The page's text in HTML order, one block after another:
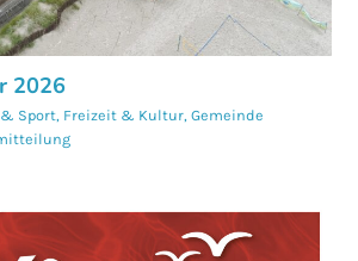
2026
Sport, Freizeit & Kultur,Gemeinde